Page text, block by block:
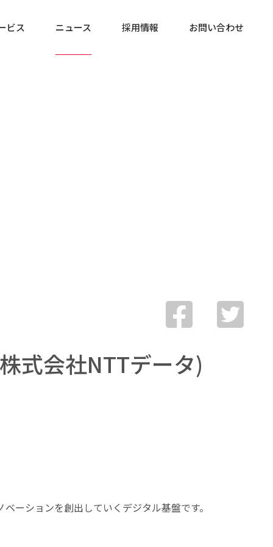
ビス ニュース 採用情報 お問い合わせ
式会社NTTデータ)
ーションを創出していくデジタル基盤です。